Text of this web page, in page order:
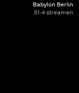
Babylon Berlin
S1-4 streamen